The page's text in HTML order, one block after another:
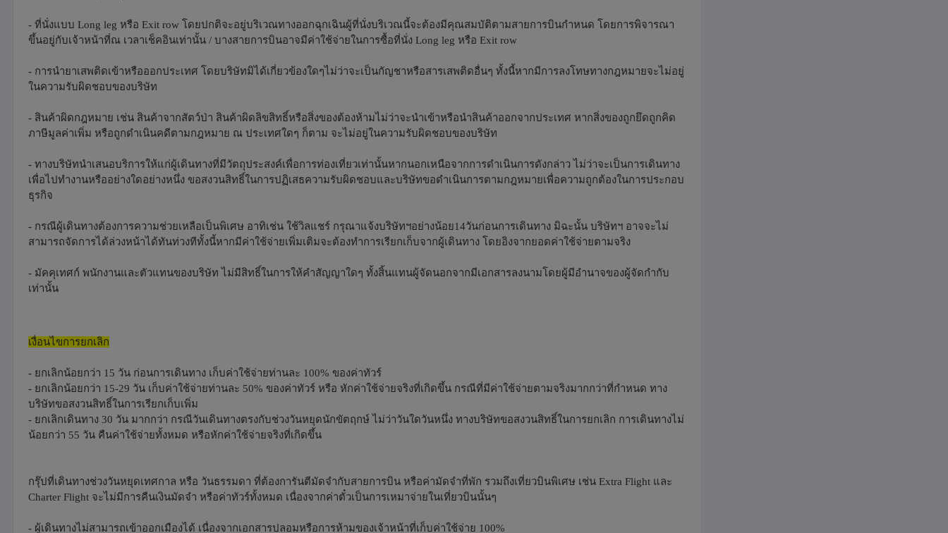
- ที่นั่งแบบ Long leg หรือ Exit row โดยปกติจะอยู่บริเวณทางออกฉุกเฉินผู้ที่นั่งบริเวณนี้จะต้องมีคุณสมบัติตามสายการบินกำหนด โดยการพิจารณา
ขึ้นอยู่กับเจ้าหน้าที่ณ เวลาเช็คอินเท่านั้น / บางสายการบินอาจมีค่าใช้จ่ายในการซื้อที่นั่ง Long leg หรือ Exit row
- การนำยาเสพติดเข้าหรือออกประเทศ โดยบริษัทมิได้เกี่ยวข้องใดๆไม่ว่าจะเป็นกัญชาหรือสารเสพติดอื่นๆ ทั้งนี้หากมีการลงโทษทางกฎหมายจะไม่อยู่
ในความรับผิดชอบของบริษัท
- สินค้าผิดกฎหมาย เช่น สินค้าจากสัตว์ป่า สินค้าผิดลิขสิทธิ์หรือสิ่งของต้องห้ามไม่ว่าจะนำเข้าหรือนำสินค้าออกจากประเทศ หากสิ่งของถูกยึดถูกคิด
ภาษีมูลค่าเพิ่ม หรือถูกดำเนินคดีตามกฎหมาย ณ ประเทศใดๆ ก็ตาม จะไม่อยู่ในความรับผิดชอบของบริษัท
- ทางบริษัทนำเสนอบริการให้แก่ผู้เดินทางที่มีวัตถุประสงค์เพื่อการท่องเที่ยวเท่านั้นหากนอกเหนือจากการดำเนินการดังกล่าว ไม่ว่าจะเป็นการเดินทาง
เพื่อไปทำงานหรืออย่างใดอย่างหนึ่ง ขอสงวนสิทธิ์ในการปฏิเสธความรับผิดชอบและบริษัทขอดำเนินการตามกฎหมายเพื่อความถูกต้องในการประกอบ
ธุรกิจ
- กรณีผู้เดินทางต้องการความช่วยเหลือเป็นพิเศษ อาทิเช่น ใช้วิลแชร์ กรุณาแจ้งบริษัทฯอย่างน้อย14วันก่อนการเดินทาง มิฉะนั้น บริษัทฯ อาจจะไม่
สามารถจัดการได้ล่วงหน้าได้ทันท่วงทีทั้งนี้หากมีค่าใช้จ่ายเพิ่มเติมจะต้องทำการเรียกเก็บจากผู้เดินทาง โดยอิงจากยอดค่าใช้จ่ายตามจริง
- มัคคุเทศก์ พนักงานและตัวแทนของบริษัท ไม่มีสิทธิ์ในการให้คำสัญญาใดๆ ทั้งสิ้นแทนผู้จัดนอกจากมีเอกสารลงนามโดยผู้มีอำนาจของผู้จัดกำกับ
เท่านั้น
เงื่อนไขการยกเลิก
- ยกเลิกน้อยกว่า 15 วัน ก่อนการเดินทาง เก็บค่าใช้จ่ายท่านละ 100% ของค่าทัวร์
- ยกเลิกน้อยกว่า 15-29 วัน เก็บค่าใช้จ่ายท่านละ 50% ของค่าทัวร์ หรือ หักค่าใช้จ่ายจริงที่เกิดขึ้น กรณีที่มีค่าใช้จ่ายตามจริงมากกว่าที่กำหนด ทาง
บริษัทขอสงวนสิทธิ์ในการเรียกเก็บเพิ่ม
- ยกเลิกเดินทาง 30 วัน มากกว่า กรณีวันเดินทางตรงกับช่วงวันหยุดนักขัตฤกษ์ ไม่ว่าวันใดวันหนึ่ง ทางบริษัทขอสงวนสิทธิ์ในการยกเลิก การเดินทางไม่
น้อยกว่า 55 วัน คืนค่าใช้จ่ายทั้งหมด หรือหักค่าใช้จ่ายจริงที่เกิดขึ้น
กรุ๊ปที่เดินทางช่วงวันหยุดเทศกาล หรือ วันธรรมดา ที่ต้องการันตีมัดจำกับสายการบิน หรือค่ามัดจำที่พัก รวมถึงเที่ยวบินพิเศษ เช่น Extra Flight และ
Charter Flight จะไม่มีการคืนเงินมัดจำ หรือค่าทัวร์ทั้งหมด เนื่องจากค่าตั๋วเป็นการเหมาจ่ายในเที่ยวบินนั้นๆ
- ผู้เดินทางไม่สามารถเข้าออกเมืองได้ เนื่องจากเอกสารปลอมหรือการห้ามของเจ้าหน้าที่เก็บค่าใช้จ่าย 100%